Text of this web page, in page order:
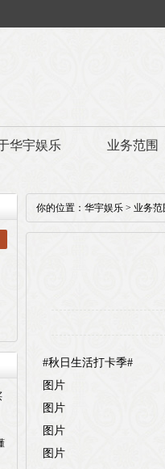
华宇娱乐 业务范围
你的位置： 华宇娱乐 > 业务范
#秋日生活打卡季#​
图片
图片
图片
图片